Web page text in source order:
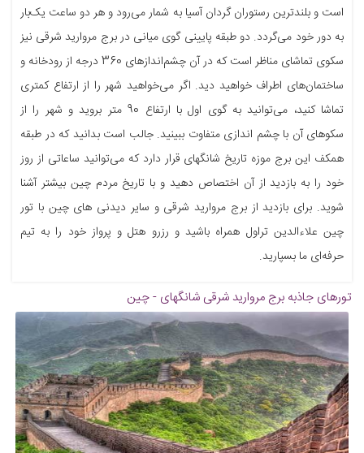
است و بلندترین رستوران گردان آسیا به شمار می‌رود و هر دو ساعت یک‌بار
به دور خود می‌گردد. دو طبقه پایینی گوی میانی در برج مروارید شرقی نیز
سکوی تماشای مناظر است که در آن چشم‌اندازهای 360 درجه از رودخانه و
ساختمان‌های اطراف خواهید دید. اگر می‌خواهید شهر را از ارتفاع کمتری
تماشا کنید، می‌توانید به گوی اول با ارتفاع 90 متر بروید و شهر را از
سکوهای آن با چشم اندازی متفاوت ببینید. جالب است بدانید که در طبقه
همکف این برج موزه تاریخ شانگهای قرار دارد که می‌توانید ساعاتی از روز
خود را به بازدید از آن اختصاص دهید و با تاریخ مردم چین بیشتر آشنا
شوید. برای بازدید از برج مروارید شرقی و سایر دیدنی های چین با تور
چین علاءالدین تراول همراه باشید و رزرو هتل و پرواز خود را به تیم
حرفه‌ای ما بسپارید.
تورهای جاذبه برج مروارید شرقی شانگهای - چین